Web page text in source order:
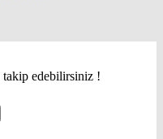
takip edebilirsiniz !